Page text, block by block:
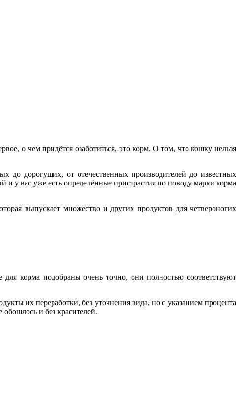
о чем придётся озаботиться, это корм. О том, что кошку нельзя
до дорогущих, от отечественных производителей до известных
у вас уже есть определённые пристрастия по поводу марки корма
выпускает множество и других продуктов для четвероногих
корма подобраны очень точно, они полностью соответствуют
их переработки, без уточнения вида, но с указанием процента
и без красителей.